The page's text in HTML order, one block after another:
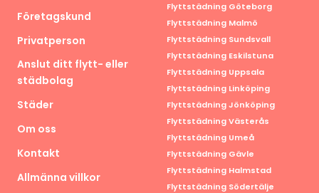
Företagskund
Privatperson
Anslut ditt flytt- eller
städbolag
Städer
Om oss
Kontakt
Allmänna villkor
Flyttstädning Göteborg
Flyttstädning Malmö
Flyttstädning Sundsvall
Flyttstädning Eskilstuna
Flyttstädning Uppsala
Flyttstädning Linköping
Flyttstädning Jönköping
Flyttstädning Västerås
Flyttstädning Umeå
Flyttstädning Gävle
Flyttstädning Halmstad
Flyttstädning Södertälje